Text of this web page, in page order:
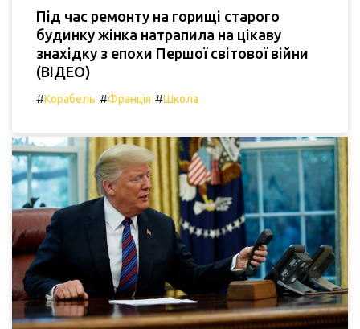
Під час ремонту на горищі старого
будинку жінка натрапила на цікаву
знахідку з епохи Першої світової війни
(ВІДЕО)
#Корабель #Франція #Школа